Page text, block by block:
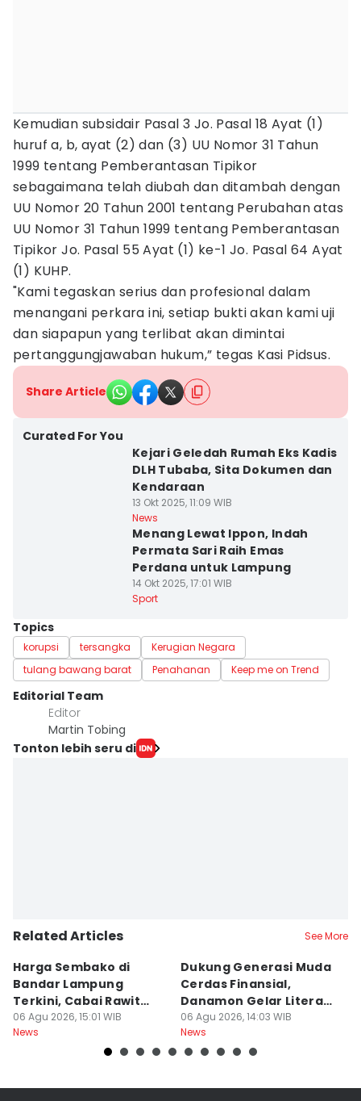
Kemudian subsidair Pasal 3 Jo. Pasal 18 Ayat (1)
huruf a, b, ayat (2) dan (3) UU Nomor 31 Tahun
1999 tentang Pemberantasan Tipikor
sebagaimana telah diubah dan ditambah dengan
UU Nomor 20 Tahun 2001 tentang Perubahan atas
UU Nomor 31 Tahun 1999 tentang Pemberantasan
Tipikor Jo. Pasal 55 Ayat (1) ke-1 Jo. Pasal 64 Ayat
(1) KUHP.
"Kami tegaskan serius dan profesional dalam
menangani perkara ini, setiap bukti akan kami uji
dan siapapun yang terlibat akan dimintai
pertanggungjawaban hukum,” tegas Kasi Pidsus.
Share Article
Curated For You
Kejari Geledah Rumah Eks Kadis
DLH Tubaba, Sita Dokumen dan
Kendaraan
13 Okt 2025, 11:09 WIB
News
Menang Lewat Ippon, Indah
Permata Sari Raih Emas
Perdana untuk Lampung
14 Okt 2025, 17:01 WIB
Sport
Topics
korupsi tersangka
Kerugian Negara
tulang bawang barat
Penahanan Keep me on Trend
Editorial Team
Editor
Martin Tobing
Tonton lebih seru di
Related Articles See More
Harga Sembako di
Bandar Lampung
Terkini, Cabai Rawit
Naik?
06 Agu 2026, 15:01 WIB
News
Dukung Generasi Muda
Cerdas Finansial,
Danamon Gelar Literasi
Keuangan
06 Agu 2026, 14:03 WIB
News